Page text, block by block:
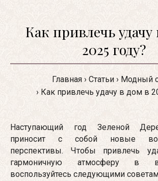
Как привлечь
2025 году?
Главная Статьи
Модный
Как привлечь удачу в дом в
Наступающий год Зеленой
приносит с собой новые
перспективы. Чтобы привлечь
гармоничную атмосферу в
воспользуйтесь следующими